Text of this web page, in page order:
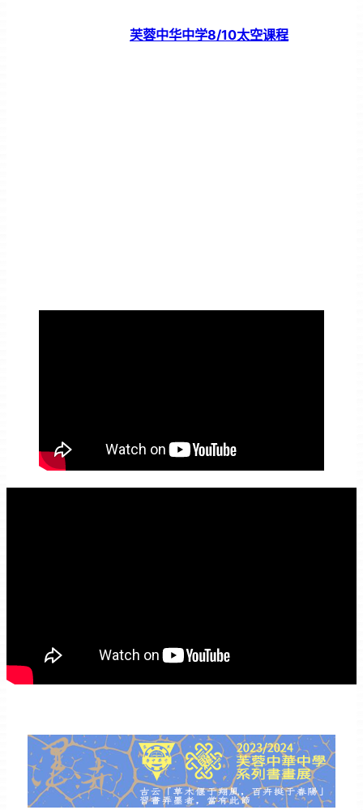
芙蓉中华中学8/10太空课程